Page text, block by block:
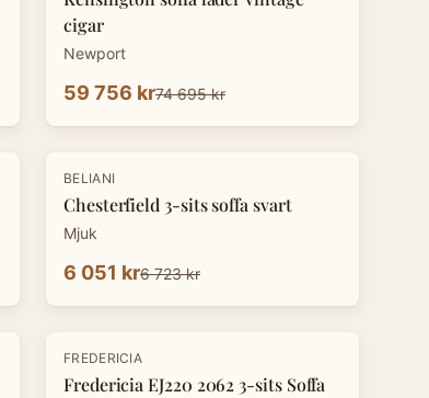
cigar
Newport
59 756 kr74 695 kr
-10 %
BELIANI
Chesterfield 3-sits soffa svart
Mjuk
6 051 kr6 723 kr
FREDERICIA
Fredericia EJ220 2062 3-sits Soffa